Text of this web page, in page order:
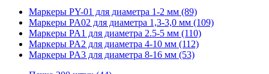
Маркеры PY-01 для диаметра 1-2 мм (89)
Маркеры PA02 для диаметра 1,3-3,0 мм (109)
Маркеры PA1 для диаметра 2.5-5 мм (110)
Маркеры PA2 для диаметра 4-10 мм (112)
Маркеры PA3 для диаметра 8-16 мм (53)